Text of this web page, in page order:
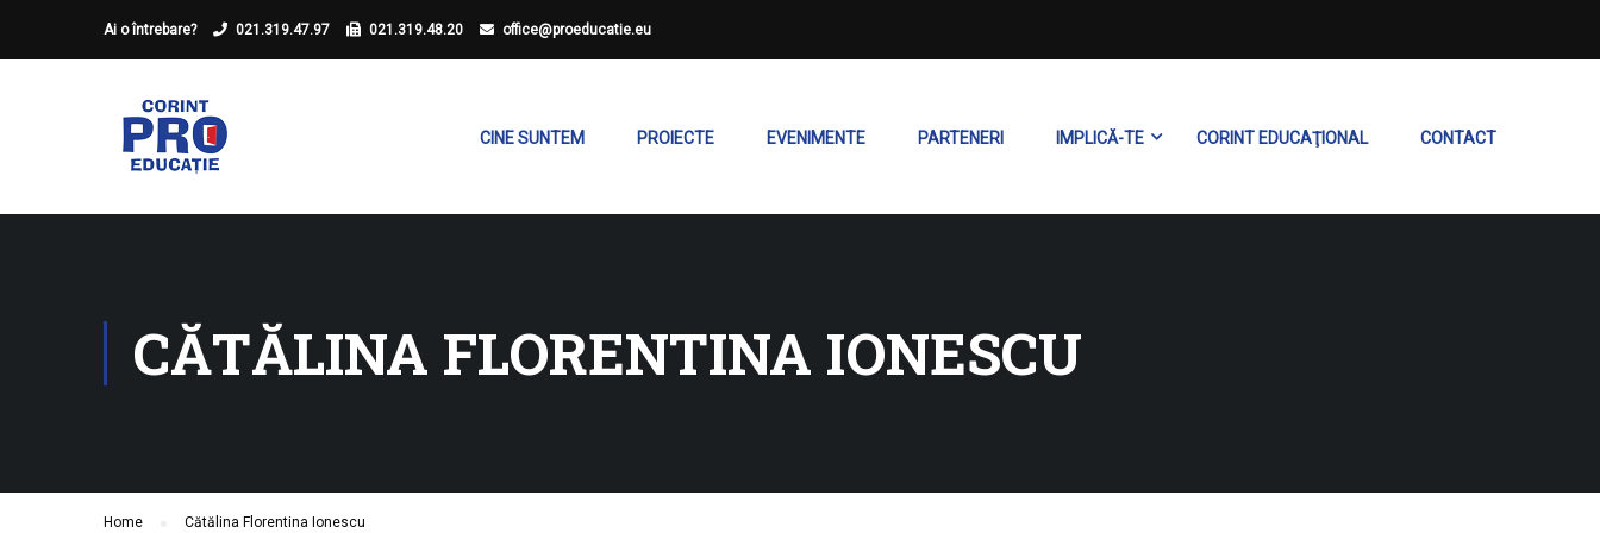
Ai o întrebare? 021.319.47.97 021.319.48.20 office@proeducatie.eu
CINE SUNTEM PROIECTE EVENIMENTE PARTENERI IMPLICĂ-TE CORINT EDUCAŢIONAL CONTACT
CĂTĂLINA FLORENTINA IONESCU
Home Cătălina Florentina Ionescu